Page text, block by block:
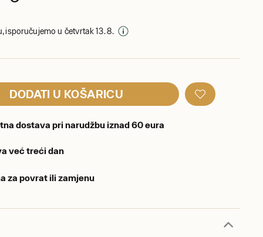
isporučujemo u četvrtak 13. 8.
DODATI U KOŠARICU
dostava pri narudžbu iznad 60 eura
već treći dan
za povrat ili zamjenu